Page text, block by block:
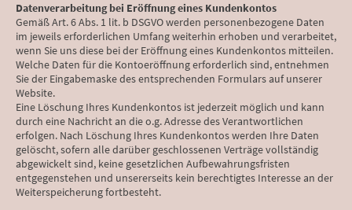
Datenverarbeitung bei Eröffnung eines Kundenkontos
Gemäß Art. 6 Abs. 1 lit. b DSGVO werden personenbezogene Daten
im jeweils erforderlichen Umfang weiterhin erhoben und verarbeitet,
wenn Sie uns diese bei der Eröffnung eines Kundenkontos mitteilen.
Welche Daten für die Kontoeröffnung erforderlich sind, entnehmen
Sie der Eingabemaske des entsprechenden Formulars auf unserer
Website.
Eine Löschung Ihres Kundenkontos ist jederzeit möglich und kann
durch eine Nachricht an die o.g. Adresse des Verantwortlichen
erfolgen. Nach Löschung Ihres Kundenkontos werden Ihre Daten
gelöscht, sofern alle darüber geschlossenen Verträge vollständig
abgewickelt sind, keine gesetzlichen Aufbewahrungsfristen
entgegenstehen und unsererseits kein berechtigtes Interesse an der
Weiterspeicherung fortbesteht.